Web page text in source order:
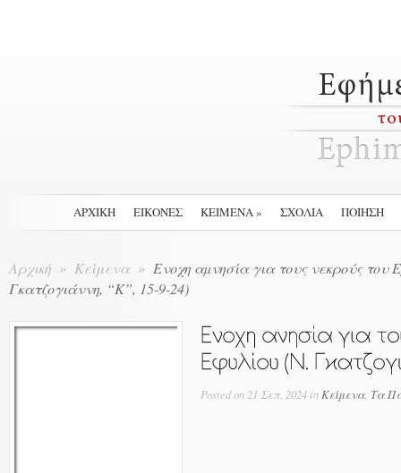
ΑΡΧΙΚΉ ΕΙΚΟΝΕΣ ΚΕΙΜΕΝΑ» ΣΧΟΛΙΑ ΠΟΙΗΣΗ
Αρχική » Κείμενα » Ενοχη αµνησία για τους νεκρούς του
Γκατζογιάννη, “Κ”, 15-9-24)
Postedon 21 Σεπ, 2024 in Κείμενα Τα